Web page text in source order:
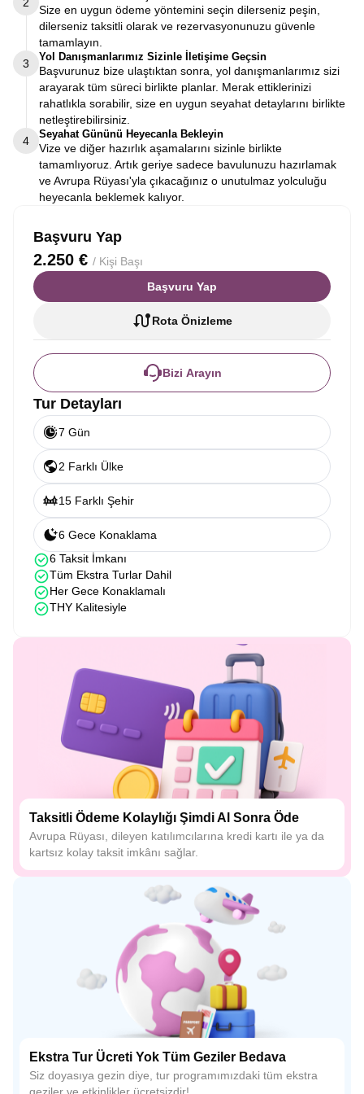
Size en uygun ödeme yöntemini seçin dilerseniz peşin,
dilerseniz taksitli olarak ve rezervasyonunuzu güvenle
tamamlayın.
3
Yol Danışmanlarımız Sizinle İletişime Geçsin
Başvurunuz bize ulaştıktan sonra, yol danışmanlarımız sizi
arayarak tüm süreci birlikte planlar. Merak ettiklerinizi
rahatlıkla sorabilir, size en uygun seyahat detaylarını birlikte
netleştirebilirsiniz.
4
Seyahat Gününü Heyecanla Bekleyin
Vize ve diğer hazırlık aşamalarını sizinle birlikte
tamamlıyoruz. Artık geriye sadece bavulunuzu hazırlamak
ve Avrupa Rüyası'yla çıkacağınız o unutulmaz yolculuğu
heyecanla beklemek kalıyor.
Başvuru Yap
2.250 € / Kişi Başı
Başvuru Yap
Rota Önizleme
Bizi Arayın
Tur Detayları
7 Gün
2 Farklı Ülke
15 Farklı Şehir
6 Gece Konaklama
6 Taksit İmkanı
Tüm Ekstra Turlar Dahil
Her Gece Konaklamalı
THY Kalitesiyle
Taksitli Ödeme Kolaylığı Şimdi Al Sonra Öde
Avrupa Rüyası, dileyen katılımcılarına kredi kartı ile ya da
kartsız kolay taksit imkânı sağlar.
Ekstra Tur Ücreti Yok Tüm Geziler Bedava
Siz doyasıya gezin diye, tur programımızdaki tüm ekstra